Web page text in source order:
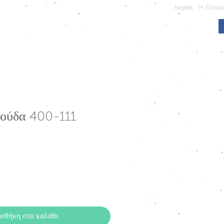
Αρχική Η
400-111
στο καλάθι